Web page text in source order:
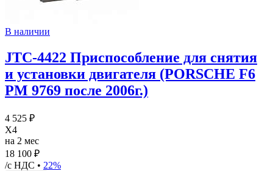
В наличии
JTC-4422 Приспособление для снятия
и установки двигателя (PORSCHE F6
PM 9769 после 2006г.)
4 525 ₽
X4
на 2 мес
18 100 ₽
/с НДС • 22%